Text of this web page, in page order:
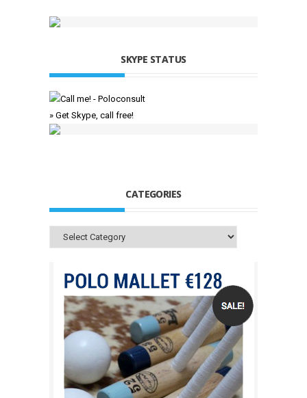
SKYPE STATUS
» Get Skype, call free!
CATEGORIES
Categories